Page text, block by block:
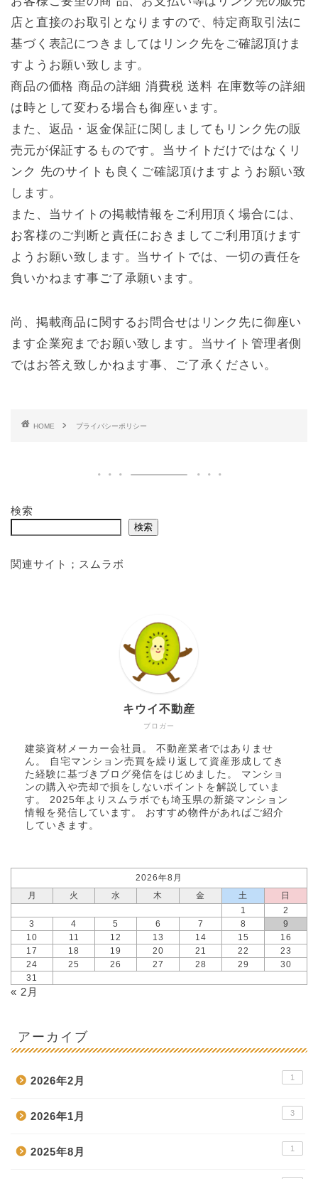
店と直接のお取引となりますので、特定商取引法に
基づく表記につきましてはリンク先をご確認頂けま
すようお願い致します。
商品の価格 商品の詳細 消費税 送料 在庫数等の詳細
は時として変わる場合も御座います。
また、返品・返金保証に関しましてもリンク先の販
売元が保証するものです。当サイトだけではなくリ
ンク 先のサイトも良くご確認頂けますようお願い致
します。
また、当サイトの掲載情報をご利用頂く場合には、
お客様のご判断と責任におきましてご利用頂けます
ようお願い致します。当サイトでは、一切の責任を
負いかねます事ご了承願います。
尚、掲載商品に関するお問合せはリンク先に御座い
ます企業宛までお願い致します。当サイト管理者側
ではお答え致しかねます事、ご了承ください。
HOME プライバシーポリシー
検索
検索
関連サイト； スムラボ
ブロガー
キウイ不動産
建築資材メーカー会社員。 不動産業者ではありませ
ん。 自宅マンション売買を繰り返して資産形成してき
た経験に基づきブログ発信をはじめました。 マンショ
ンの購入や売却で損をしないポイントを解説していま
す。 2025年より スムラボ でも埼玉県の新築マンション
情報を発信しています。 おすすめ物件があればご紹介
していきます。
2026年8月
月
火 水 木 金 土
日
1
2
3
4 5 6 7 8
9
10
11 12 13 14 15
16
17
18 19 20 21 22
23
24
25 26 27 28 29
30
31
« 2月
アーカイブ
2026年2月 1
2026年1月 3
2025年8月 1